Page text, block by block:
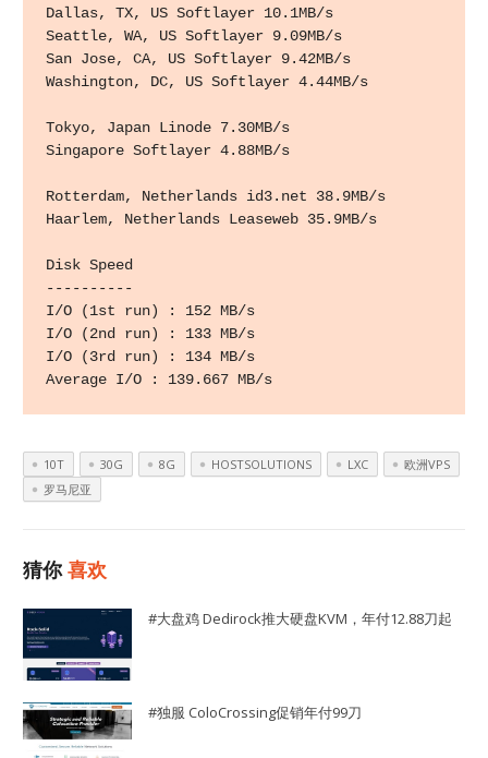
Dallas, TX, US Softlayer 10.1MB/s
Seattle, WA, US Softlayer 9.09MB/s
San Jose, CA, US Softlayer 9.42MB/s
Washington, DC, US Softlayer 4.44MB/s
Tokyo, Japan Linode 7.30MB/s
Singapore Softlayer 4.88MB/s
Rotterdam, Netherlands id3.net 38.9MB/s
Haarlem, Netherlands Leaseweb 35.9MB/s
Disk Speed
----------
I/O (1st run) : 152 MB/s
I/O (2nd run) : 133 MB/s
I/O (3rd run) : 134 MB/s
Average I/O : 139.667 MB/s
10T 30G 8G HOSTSOLUTIONS LXC
欧洲VPS
罗马尼亚
猜你喜欢
#大盘鸡 Dedirock推大硬盘KVM，年付12.88刀起
#独服 ColoCrossing促销年付99刀